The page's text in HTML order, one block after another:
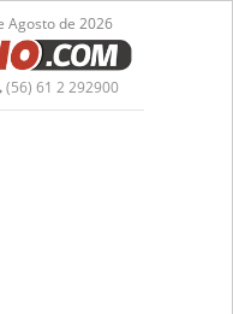
Agosto de 2026
(56) 61 2 292900